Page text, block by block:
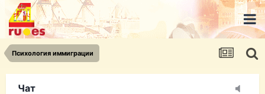
Психология иммиграции
Чат
urist.dokument@gmail.com
https://pasport-ua.com/
Телеграмм @uristpassua
Firebird
Друзья - из России без VPN сайт и форум